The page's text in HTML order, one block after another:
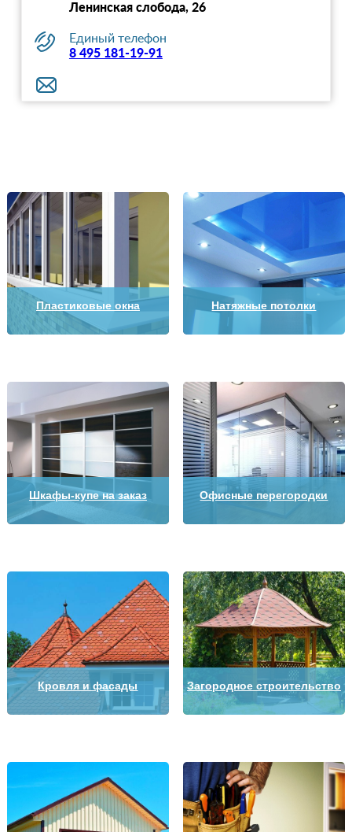
Ленинская слобода, 26
Единый телефон
8 495 181-19-91
Пластиковые окна Натяжные потолки
Шкафы-купе на заказ Офисные перегородки
Кровля и фасады Загородное строительство